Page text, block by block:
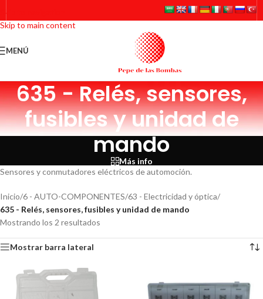
Skip to navigation
Skip to main content
MENÚ
635 - Relés, sensores,
fusibles y unidad de
mando
Más info
Sensores y conmutadores eléctricos de automoción.
Inicio/6 - AUTO-COMPONENTES/63 - Electricidad y óptica/
635 - Relés, sensores, fusibles y unidad de mando
Mostrando los 2 resultados
Mostrar barra lateral